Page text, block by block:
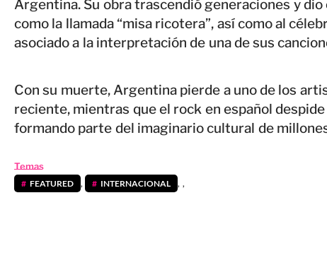
Argentina. Su obra trascendió generaciones y
como la llamada “misa ricotera”, así como al
asociado a la interpretación de una de sus
Con su muerte, Argentina pierde a uno de los
reciente, mientras que el rock en español
formando parte del imaginario cultural de
Temas
FEATURED , INTERNACIONAL , ,